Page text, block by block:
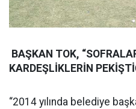
BAŞKAN TOK,
KARDEŞLİKLERİN
“2014 yılında belediye